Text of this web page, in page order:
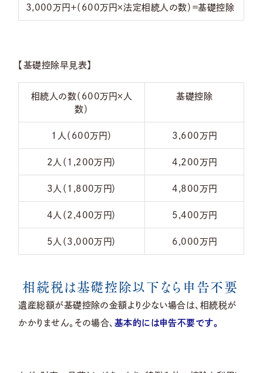
3,000万円＋（600万円×法定相続人の数）＝基礎控除
【基礎控除早見表】
相続人の数（600万円×人
数）
基礎控除
1人（600万円） 3,600万円
2人（1,200万円） 4,200万円
3人（1,800万円） 4,800万円
4人（2,400万円） 5,400万円
5人（3,000万円） 6,000万円
相続税は基礎控除以下なら申告不要
遺産総額が基礎控除の金額より少ない場合は、相続税が
かかりません。その場合、 基本的には申告不要です。